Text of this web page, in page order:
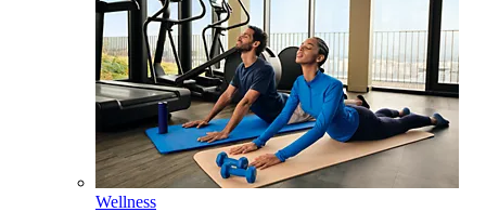
Wellness